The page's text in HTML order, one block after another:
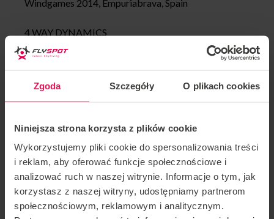
Zgoda Szczegóły O plikach cookies
Niniejsza strona korzysta z plików cookie
Wykorzystujemy pliki cookie do spersonalizowania treści
i reklam, aby oferować funkcje społecznościowe i
analizować ruch w naszej witrynie. Informacje o tym, jak
korzystasz z naszej witryny, udostępniamy partnerom
społecznościowym, reklamowym i analitycznym.
Windgames 2014, Empuriabrava, Spain
4 WAY DYNAMICS
1 місце –World War XP 2015, Raeford, NC, USA; 1
SOLO FREESTYLE:
2 місце– European championships 2018, Voss,
Norway
Досягнення Фабіан